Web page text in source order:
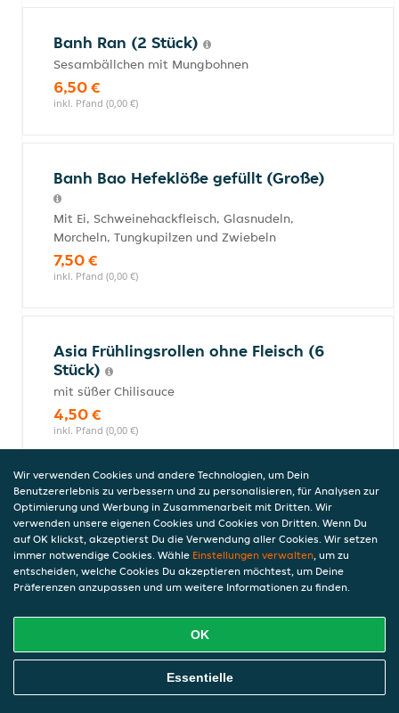
Banh Ran (2 Stück)
Sesambällchen mit Mungbohnen
6,50 €
inkl. Pfand (0,00 €)
Banh Bao Hefeklöße gefüllt (Große)
Mit Ei, Schweinehackfleisch, Glasnudeln,
Morcheln, Tungkupilzen und Zwiebeln
7,50 €
inkl. Pfand (0,00 €)
Asia Frühlingsrollen ohne Fleisch (6
Stück)
mit süßer Chilisauce
4,50 €
inkl. Pfand (0,00 €)
Vietnamesische Fühlingsrolle mit
Fleisch (2 Stück, groß)
mit süßer Chilisauce
7,00 €
inkl. Pfand (0,00 €)
Saure Pekingsuppe (leicht scharf)
Online Essen Bestellen
Wir verwenden Cookies und andere Technologien, um Dein
Benutzererlebnis zu verbessern und zu personalisieren, für Analysen zur
Optimierung und Werbung in Zusammenarbeit mit Dritten. Wir
verwenden unsere eigenen Cookies und Cookies von Dritten. Wenn Du
auf OK klickst, akzeptierst Du die Verwendung aller Cookies. Wir setzen
immer notwendige Cookies. Wähle Einstellungen verwalten, um zu
entscheiden, welche Cookies Du akzeptieren möchtest, um Deine
Präferenzen anzupassen und um weitere Informationen zu finden.
OK
Essentielle